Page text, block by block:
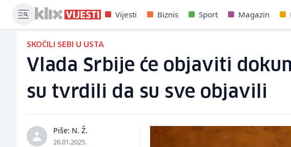
Vijesti Biznis Sport Magazin
SKOČILI SEBI U USTA
Vlada Srbije će objaviti
su tvrdili da su sve objavili
Piše: N. Ž.
26.01.2025.